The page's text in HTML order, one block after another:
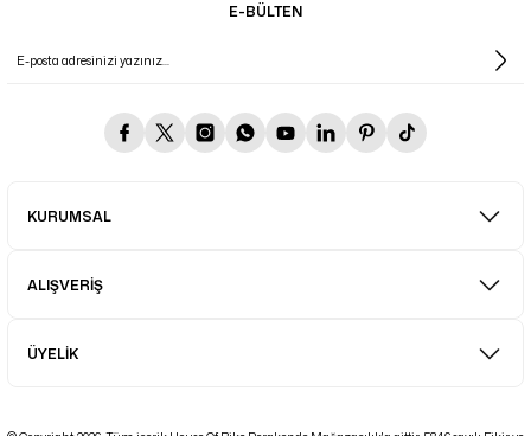
E-BÜLTEN
KURUMSAL
ALIŞVERİŞ
ÜYELİK